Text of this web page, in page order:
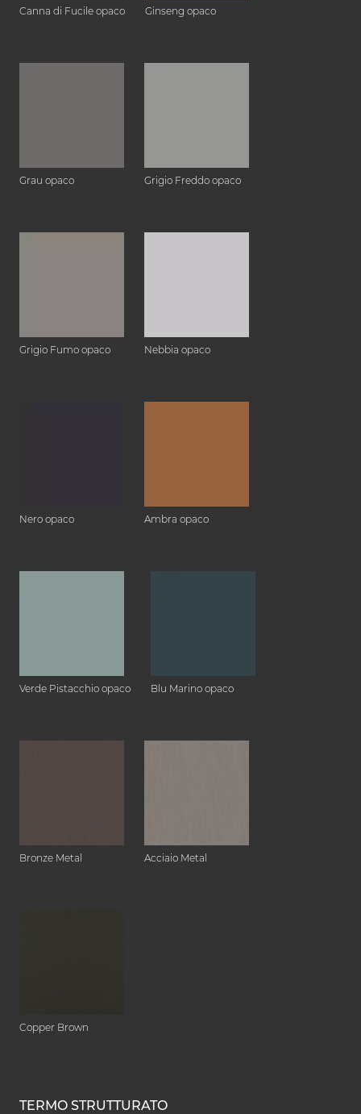
Canna di Fucile opaco Ginseng opaco
Grau opaco Grigio Freddo opaco
Grigio Fumo opaco Nebbia opaco
Nero opaco Ambra opaco
Verde Pistacchio opaco Blu Marino opaco
Bronze Metal Acciaio Metal
Copper Brown
TERMO STRUTTURATO